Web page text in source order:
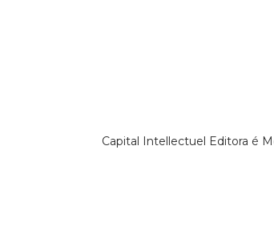
Capital Intellectuel Editora é